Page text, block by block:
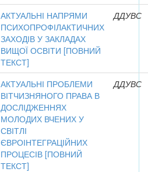
АКТУАЛЬНІ НАПРЯМИ
ПСИХОПРОФІЛАКТИЧНИХ
ЗАХОДІВ У ЗАКЛАДАХ
ВИЩОЇ ОСВІТИ [ПОВНИЙ
ТЕКСТ]
ДДУВС
АКТУАЛЬНІ ПРОБЛЕМИ
ВІТЧИЗНЯНОГО ПРАВА В
ДОСЛІДЖЕННЯХ
МОЛОДИХ ВЧЕНИХ У
СВІТЛІ
ЄВРОІНТЕГРАЦІЙНИХ
ПРОЦЕСІВ [ПОВНИЙ
ТЕКСТ]
ДДУВС